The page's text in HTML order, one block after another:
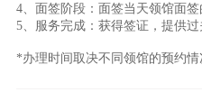
4、面签阶段：面签当天领馆面签
5、服务完成：获得签证，提供过
*办理时间取决不同领馆的预约情